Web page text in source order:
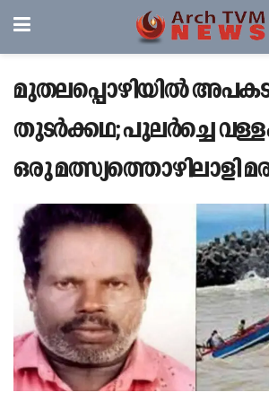
മുതലപ്പൊഴിയില്‍
തുടര്‍ക്കഥ; പുലര്‍ച്ചെ
ഒരു മത്സ്യത്തൊഴിലാളി